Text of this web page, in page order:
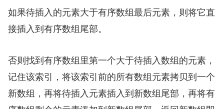
如果待插入的元素大于有序数组最后元素，则将它直
接插入到有序数组尾部。
否则找到有序数组里第一个大于待插入数组的元素，
记住该索引，将该索引前的所有数组元素拷贝到一个
新数组，再将待插入元素插入到新数组尾部，再将有